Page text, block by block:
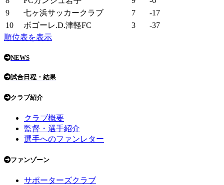
9
七ヶ浜サッカークラブ 7
-17
10
ボゴーレ.D.津軽FC 3
-37
順位表を表示
NEWS
試合日程・結果
クラブ紹介
クラブ概要
監督・選手紹介
選手へのファンレター
ファンゾーン
サポーターズクラブ